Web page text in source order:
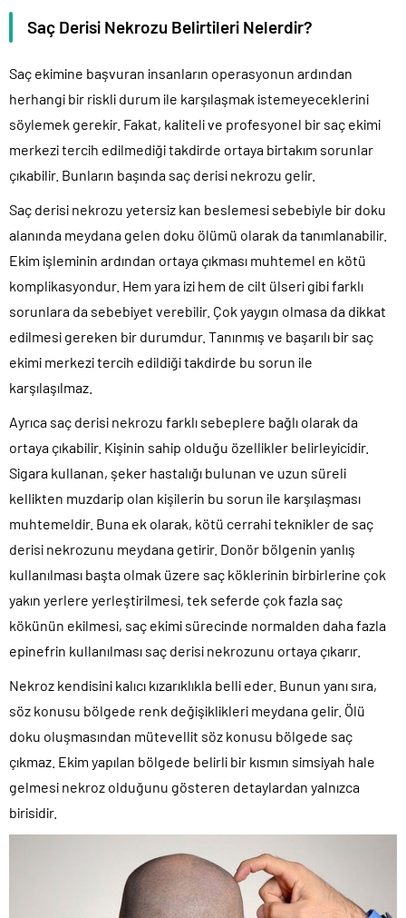
Saç Derisi Nekrozu Belirtileri Nelerdir?
Saç ekimine başvuran insanların operasyonun ardından
herhangi bir riskli durum ile karşılaşmak istemeyeceklerini
söylemek gerekir. Fakat, kaliteli ve profesyonel bir saç ekimi
merkezi tercih edilmediği takdirde ortaya birtakım sorunlar
çıkabilir. Bunların başında saç derisi nekrozu gelir.
Saç derisi nekrozu yetersiz kan beslemesi sebebiyle bir doku
alanında meydana gelen doku ölümü olarak da tanımlanabilir.
Ekim işleminin ardından ortaya çıkması muhtemel en kötü
komplikasyondur. Hem yara izi hem de cilt ülseri gibi farklı
sorunlara da sebebiyet verebilir. Çok yaygın olmasa da dikkat
edilmesi gereken bir durumdur. Tanınmış ve başarılı bir saç
ekimi merkezi tercih edildiği takdirde bu sorun ile
karşılaşılmaz.
Ayrıca saç derisi nekrozu farklı sebeplere bağlı olarak da
ortaya çıkabilir. Kişinin sahip olduğu özellikler belirleyicidir.
Sigara kullanan, şeker hastalığı bulunan ve uzun süreli
kellikten muzdarip olan kişilerin bu sorun ile karşılaşması
muhtemeldir. Buna ek olarak, kötü cerrahi teknikler de saç
derisi nekrozunu meydana getirir. Donör bölgenin yanlış
kullanılması başta olmak üzere saç köklerinin birbirlerine çok
yakın yerlere yerleştirilmesi, tek seferde çok fazla saç
kökünün ekilmesi, saç ekimi sürecinde normalden daha fazla
epinefrin kullanılması saç derisi nekrozunu ortaya çıkarır.
Nekroz kendisini kalıcı kızarıklıkla belli eder. Bunun yanı sıra,
söz konusu bölgede renk değişiklikleri meydana gelir. Ölü
doku oluşmasından mütevellit söz konusu bölgede saç
çıkmaz. Ekim yapılan bölgede belirli bir kısmın simsiyah hale
gelmesi nekroz olduğunu gösteren detaylardan yalnızca
birisidir.